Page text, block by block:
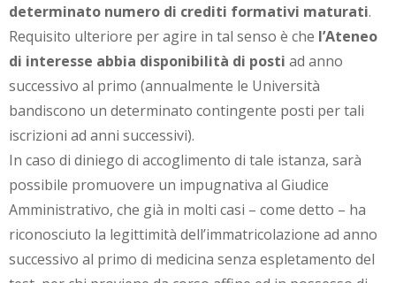
determinato numero di crediti formativi maturati.
Requisito ulteriore per agire in tal senso è che l’Ateneo
di interesse abbia disponibilità di posti ad anno
successivo al primo (annualmente le Università
bandiscono un determinato contingente posti per tali
iscrizioni ad anni successivi).
In caso di diniego di accoglimento di tale istanza, sarà
possibile promuovere un impugnativa al Giudice
Amministrativo, che già in molti casi – come detto – ha
riconosciuto la legittimità dell’immatricolazione ad anno
successivo al primo di medicina senza espletamento del